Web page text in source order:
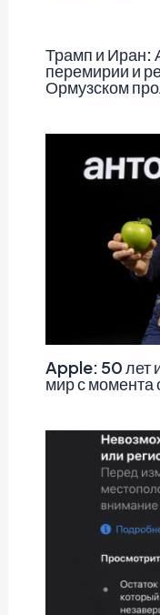
Трамп и Иран:
перемирии и
Ормузском
Apple: 50 лет
мир с момента